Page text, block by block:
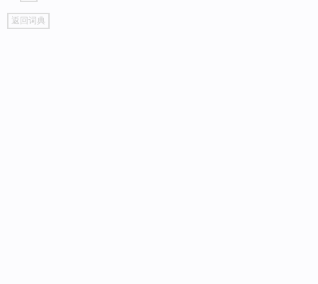
go
top
返回词典